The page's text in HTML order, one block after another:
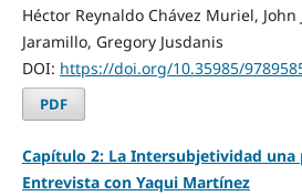
Héctor Reynaldo Chávez Muriel, John
Jaramillo, Gregory Jusdanis
DOI: https://doi.org/10.35985/
PDF
Capítulo 2: La Intersubjetividad una
Entrevista con Yaqui Martínez